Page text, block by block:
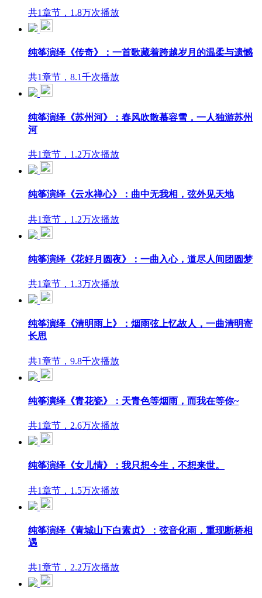
共1章节，1.8万次播放
纯筝演绎《传奇》：一首歌藏着跨越岁月的温柔与遗憾
共1章节，8.1千次播放
纯筝演绎《苏州河》：春风吹散慕容雪，一人独游苏州
河
共1章节，1.2万次播放
纯筝演绎《云水禅心》：曲中无我相，弦外见天地
共1章节，1.2万次播放
纯筝演绎《花好月圆夜》：一曲入心，道尽人间团圆梦
共1章节，1.3万次播放
纯筝演绎《清明雨上》：烟雨弦上忆故人，一曲清明寄
长思
共1章节，9.8千次播放
纯筝演绎《青花瓷》：天青色等烟雨，而我在等你~
共1章节，2.6万次播放
纯筝演绎《女儿情》：我只想今生，不想来世。
共1章节，1.5万次播放
纯筝演绎《青城山下白素贞》：弦音化雨，重现断桥相
遇
共1章节，2.2万次播放